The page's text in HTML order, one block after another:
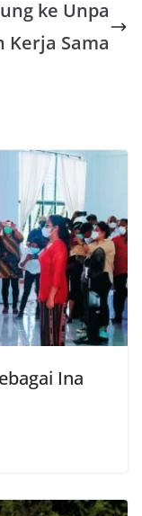
ke Unpa
Kerja Sama
Ina